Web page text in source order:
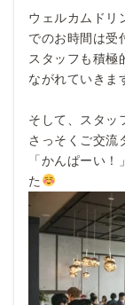
ウェルカムドリ
でのお時間は受
スタッフも積極
ながれていきま
そして、スタッ
さっそくご交流
「かんぱーい
た